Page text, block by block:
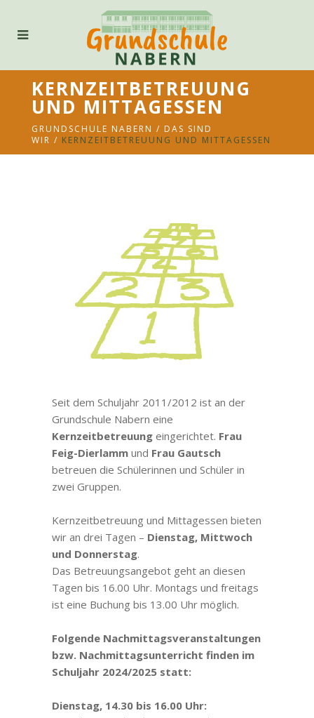
KERNZEITBETREUUNG
UND MITTAGESSEN
GRUNDSCHULE NABERN / DAS SIND
WIR / KERNZEITBETREUUNG UND MITTAGESSEN
Seit dem Schuljahr 2011/2012 ist an der
Grundschule Nabern eine
Kernzeitbetreuung eingerichtet. Frau
Feig-Dierlamm und Frau Gautsch
betreuen die Schülerinnen und Schüler in
zwei Gruppen.
Kernzeitbetreuung und Mittagessen bieten
wir an drei Tagen – Dienstag, Mittwoch
und Donnerstag.
Das Betreuungsangebot geht an diesen
Tagen bis 16.00 Uhr. Montags und freitags
ist eine Buchung bis 13.00 Uhr möglich.
Folgende Nachmittagsveranstaltungen
bzw. Nachmittagsunterricht finden im
Schuljahr 2024/2025 statt:
Dienstag, 14.30 bis 16.00 Uhr: